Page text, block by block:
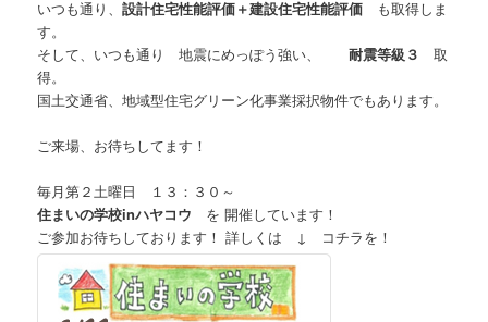
いつも通り、設計住宅性能評価＋建設住宅性能評価
も取得しま
す。
そして、いつも通り 地震にめっぽう強い、耐震等級３
取
得。
国土交通省、地域型住宅グリーン化事業採択物件でもあります。
ご来場、お待ちしてます！
毎月第２土曜日 １３：３０～
住まいの学校inハヤコウ を 開催しています！
ご参加お待ちしております！ 詳しくは ↓ コチラを！